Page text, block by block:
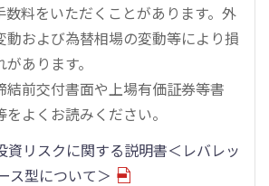
数料をいただくことがあります。外
動および為替相場の変動等により損
あります。
結前交付書面や上場有価証券等書
よくお読みください。
資リスクに関する説明書＜レバレッ
ス型について＞